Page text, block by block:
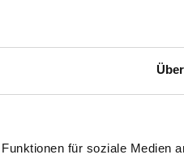
für soziale Medien